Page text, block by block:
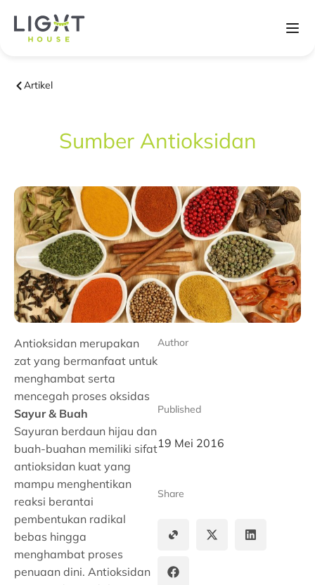
Artikel
Sumber Antioksidan
Antioksidan merupakan
zat yang bermanfaat untuk
menghambat serta
mencegah proses oksidas
Sayur & Buah
Sayuran berdaun hijau dan
buah-buahan memiliki sifat
antioksidan kuat yang
mampu menghentikan
reaksi berantai
pembentukan radikal
bebas hingga
menghambat proses
penuaan dini. Antioksidan
Author
Published
19 Mei 2016
Share